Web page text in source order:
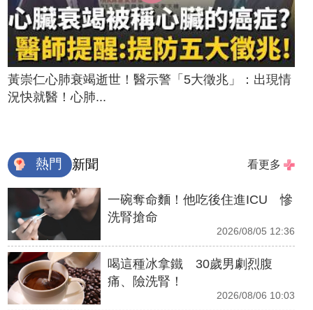
黃崇仁心肺衰竭逝世！醫示警「5大徵兆」：出現情
況快就醫！心肺...
熱門 新聞 看更多
一碗奪命麵！他吃後住進ICU 慘
洗腎搶命
2026/08/05 12:36
喝這種冰拿鐵 30歲男劇烈腹
痛、險洗腎！
2026/08/06 10:03